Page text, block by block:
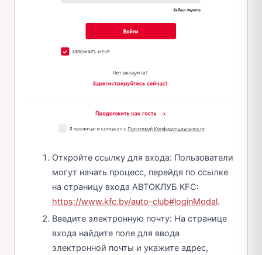
Откройте ссылку для входа: Пользователи
могут начать процесс, перейдя по ссылке
на страницу входа АВТОКЛУБ KFC:
https://www.kfc.by/auto-club#loginModal.
Введите электронную почту: На странице
входа найдите поле для ввода
электронной почты и укажите адрес,